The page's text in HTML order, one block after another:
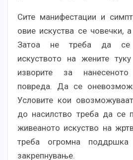
Сите манифестации и
овие искуства се човечки,
Затоа не треба да се
искуството на жените
изворите за
повреда. Да се
Условите кои
до насилство треба да се
живеаното искуство на
треба огромна
закрепнување.